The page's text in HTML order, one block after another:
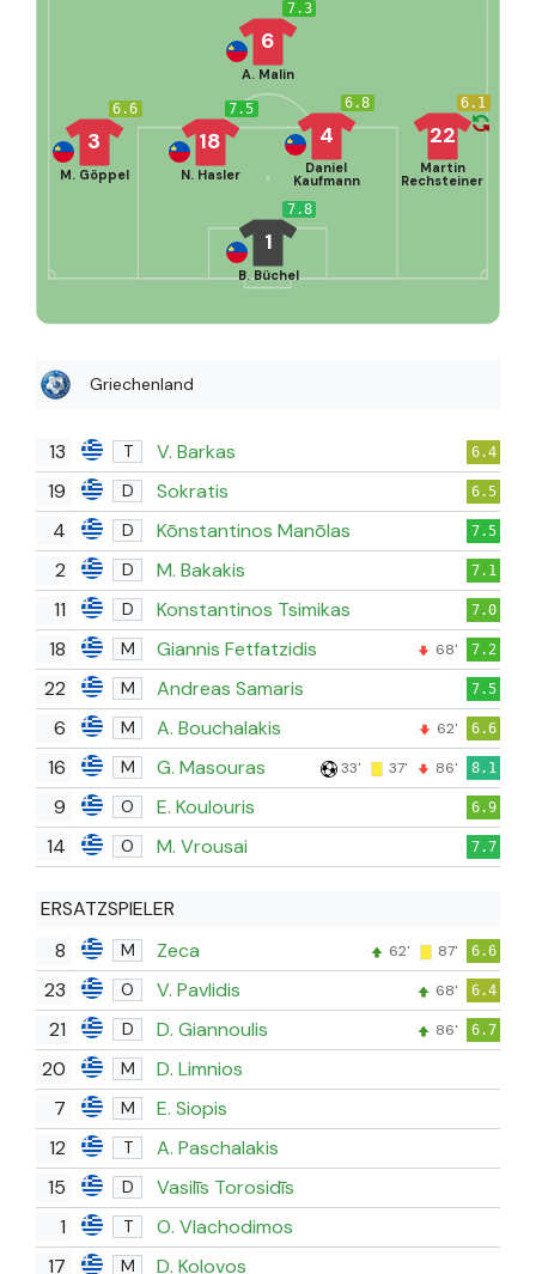
7.8
1
B. Büchel
6.6
3
M. Göppel
7.5
18
N. Hasler
6.8
4
Daniel
Kaufmann
6.1
22
Martin
Rechsteiner
7.3
6
A. Malin
Griechenland
13 T V. Barkas 6.4
19 D Sokratis 6.5
4 D Kōnstantinos Manōlas 7.5
2 D M. Bakakis 7.1
11 D Konstantinos Tsimikas 7.0
18 M Giannis Fetfatzidis 68' 7.2
22 M Andreas Samaris 7.5
6 M A. Bouchalakis 62' 6.6
16 M G. Masouras 33' 37' 86' 8.1
9 O E. Koulouris 6.9
14 O M. Vrousai 7.7
ERSATZSPIELER
8
M Zeca 62' 87' 6.6
23 O V. Pavlidis 68' 6.4
21 D D. Giannoulis 86' 6.7
20 M
D. Limnios
7
M
E. Siopis
12
T
A. Paschalakis
15
D
Vasilīs Torosidīs
1
T
O. Vlachodimos
17
M D. Kolovos